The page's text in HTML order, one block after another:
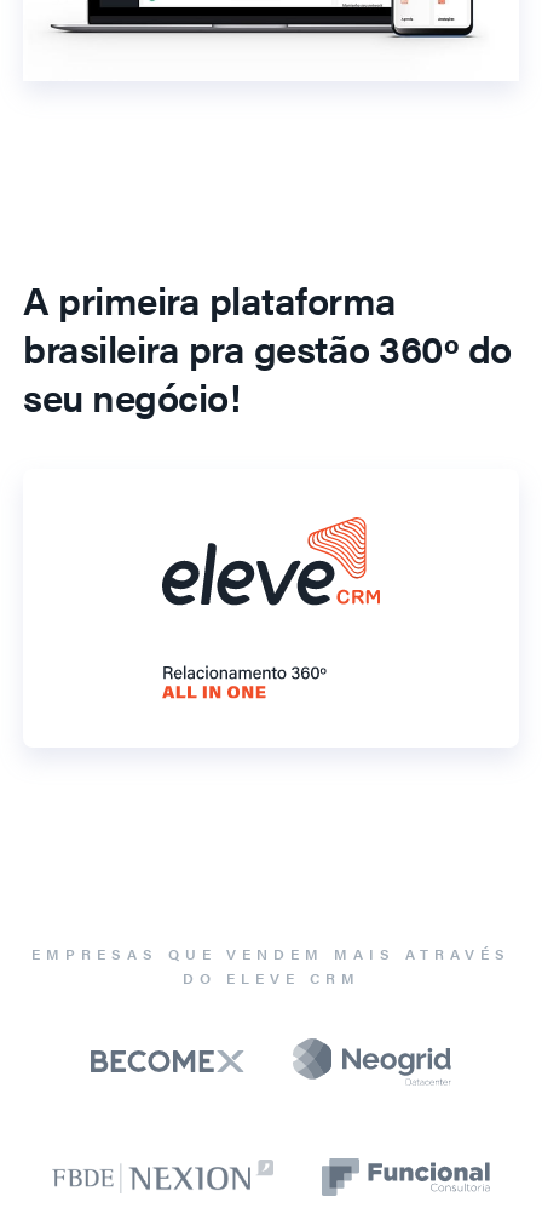
A primeira plataforma
brasileira pra gestão 360º do
seu negócio!
EMPRESAS QUE VENDEM MAIS ATRAVÉS
DO ELEVE CRM